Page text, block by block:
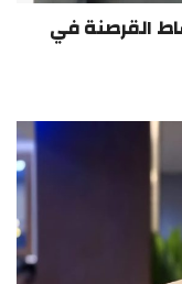
القرصنة في